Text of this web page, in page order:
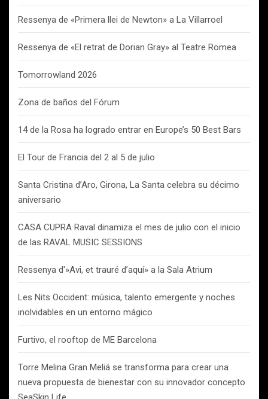
Ressenya de «Primera llei de Newton» a La Villarroel
Ressenya de «El retrat de Dorian Gray» al Teatre Romea
Tomorrowland 2026
Zona de baños del Fórum
14 de la Rosa ha logrado entrar en Europe’s 50 Best Bars
El Tour de Francia del 2 al 5 de julio
Santa Cristina d’Aro, Girona, La Santa celebra su décimo
aniversario
CASA CUPRA Raval dinamiza el mes de julio con el inicio
de las RAVAL MUSIC SESSIONS
Ressenya d'»Avi, et trauré d’aquí» a la Sala Atrium
Les Nits Occident: música, talento emergente y noches
inolvidables en un entorno mágico
Furtivo, el rooftop de ME Barcelona
Torre Melina Gran Meliá se transforma para crear una
nueva propuesta de bienestar con su innovador concepto